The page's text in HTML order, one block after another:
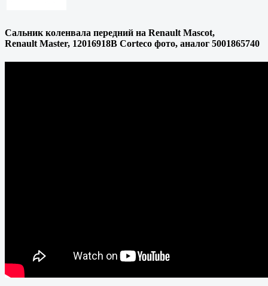
Сальник коленвала передний на Renault Mascot,
Renault Master, 12016918B Corteco фото, аналог 5001865740